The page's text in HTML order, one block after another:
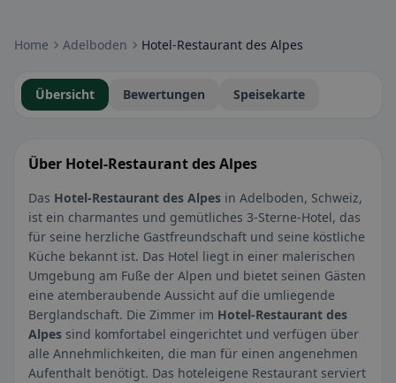
Home Adelboden Hotel-Restaurant des Alpes
Übersicht Bewertungen Speisekarte
Über Hotel-Restaurant des Alpes
Das Hotel-Restaurant des Alpes in Adelboden, Schweiz,
ist ein charmantes und gemütliches 3-Sterne-Hotel, das
für seine herzliche Gastfreundschaft und seine köstliche
Küche bekannt ist. Das Hotel liegt in einer malerischen
Umgebung am Fuße der Alpen und bietet seinen Gästen
eine atemberaubende Aussicht auf die umliegende
Berglandschaft. Die Zimmer im Hotel-Restaurant des
Alpes sind komfortabel eingerichtet und verfügen über
alle Annehmlichkeiten, die man für einen angenehmen
Aufenthalt benötigt. Das hoteleigene Restaurant serviert